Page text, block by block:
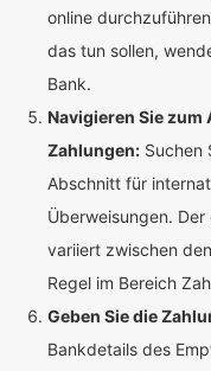
online
das tun sollen,
Bank.
Navigieren Sie
Zahlungen: Suchen
Abschnitt für
Überweisungen.
variiert zwischen
Regel im Bereich
Geben Sie die
Bankdetails des